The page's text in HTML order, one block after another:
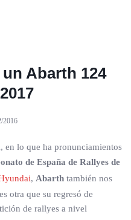
Abarth 124
2016
en lo que ha pronunciamientos
de España de Rallyes de
, Abarth también nos
otra que su regresó de
de rallyes a nivel